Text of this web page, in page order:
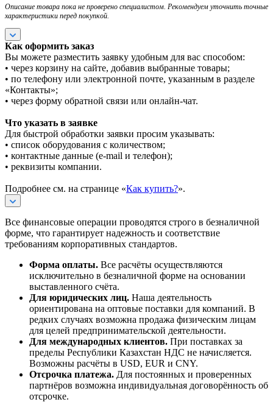
Описание товара пока не проверено специалистом. Рекомендуем уточнить точные
характеристики перед покупкой.
Как оформить заказ
Вы можете разместить заявку удобным для вас способом:
• через корзину на сайте, добавив выбранные товары;
• по телефону или электронной почте, указанным в разделе
«Контакты»;
• через форму обратной связи или онлайн-чат.
Что указать в заявке
Для быстрой обработки заявки просим указывать:
• список оборудования с количеством;
• контактные данные (e-mail и телефон);
• реквизиты компании.
Подробнее см. на странице «Как купить?».
Все финансовые операции проводятся строго в безналичной
форме, что гарантирует надежность и соответствие
требованиям корпоративных стандартов.
Форма оплаты. Все расчёты осуществляются
исключительно в безналичной форме на основании
выставленного счёта.
Для юридических лиц. Наша деятельность
ориентирована на оптовые поставки для компаний. В
редких случаях возможна продажа физическим лицам
для целей предпринимательской деятельности.
Для международных клиентов. При поставках за
пределы Республики Казахстан НДС не начисляется.
Возможны расчёты в USD, EUR и CNY.
Отсрочка платежа. Для постоянных и проверенных
партнёров возможна индивидуальная договорённость об
отсрочке.